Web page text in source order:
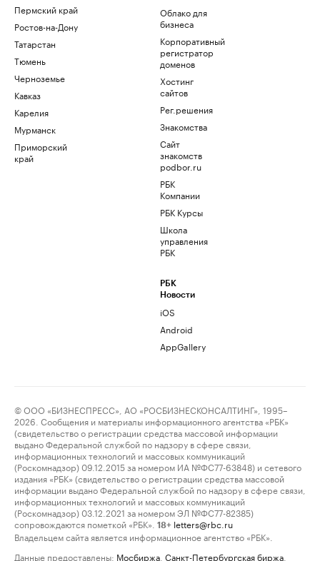
Пермский край
Ростов-на-Дону
Татарстан
Тюмень
Черноземье
Кавказ
Карелия
Мурманск
Приморский
край
Облако для
бизнеса
Корпоративный
регистратор
доменов
Хостинг
сайтов
Рег.решения
Знакомства
Сайт
знакомств
podbor.ru
РБК
Компании
РБК Курсы
Школа
управления
РБК
РБК
Новости
iOS
Android
AppGallery
© ООО «БИЗНЕСПРЕСС», АО «РОСБИЗНЕСКОНСАЛТИНГ», 1995–
2026. Сообщения и материалы информационного агентства «РБК»
(свидетельство о регистрации средства массовой информации
выдано Федеральной службой по надзору в сфере связи,
информационных технологий и массовых коммуникаций
(Роскомнадзор) 09.12.2015 за номером ИА №ФС77-63848) и сетевого
издания «РБК» (свидетельство о регистрации средства массовой
информации выдано Федеральной службой по надзору в сфере связи,
информационных технологий и массовых коммуникаций
(Роскомнадзор) 03.12.2021 за номером ЭЛ №ФС77-82385)
сопровождаются пометкой «РБК».
18+ letters@rbc.ru
Владельцем сайта является информационное агентство «РБК».
Данные предоставлены: Мосбиржа Санкт-Петербургская биржа